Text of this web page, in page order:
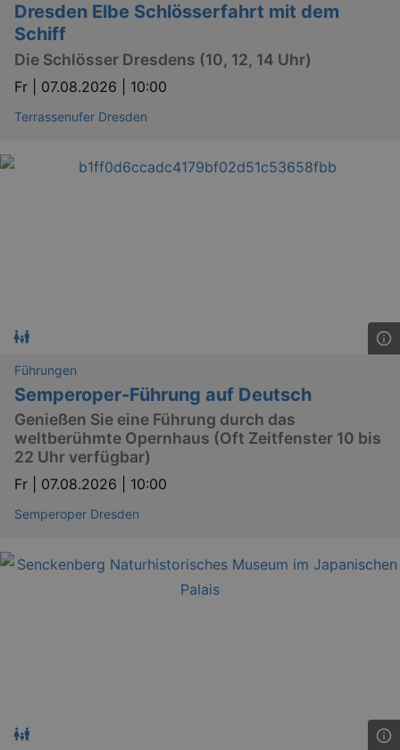
Dresden Elbe Schlösserfahrt mit dem
Schiff
Die Schlösser Dresdens (10, 12, 14 Uhr)
Fr | 07.08.2026 | 10:00
Terrassenufer Dresden
Führungen
Semperoper-Führung auf Deutsch
Genießen Sie eine Führung durch das
weltberühmte Opernhaus (Oft Zeitfenster 10 bis
22 Uhr verfügbar)
Fr | 07.08.2026 | 10:00
Semperoper Dresden